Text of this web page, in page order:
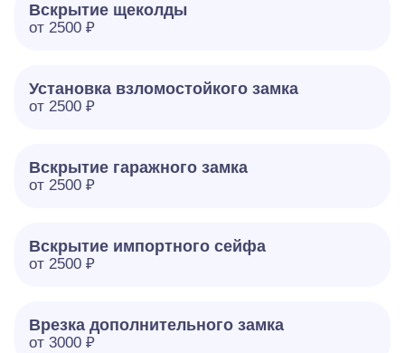
Вскрытие щеколды
от 2500 ₽
Установка взломостойкого замка
от 2500 ₽
Вскрытие гаражного замка
от 2500 ₽
Вскрытие импортного сейфа
от 2500 ₽
Врезка дополнительного замка
от 3000 ₽